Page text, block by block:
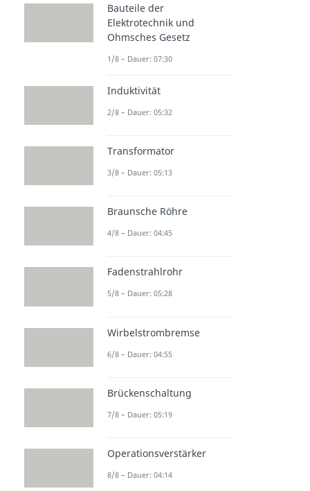
Bauteile der
Elektrotechnik und
Ohmsches Gesetz
1/8 – Dauer: 07:30
Induktivität
2/8 – Dauer: 05:32
Transformator
3/8 – Dauer: 05:13
Braunsche Röhre
4/8 – Dauer: 04:45
Fadenstrahlrohr
5/8 – Dauer: 05:28
Wirbelstrombremse
6/8 – Dauer: 04:55
Brückenschaltung
7/8 – Dauer: 05:19
Operationsverstärker
8/8 – Dauer: 04:14